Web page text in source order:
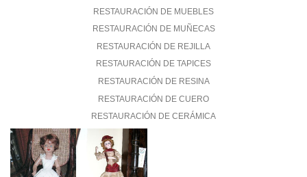
RESTAURACIÓN DE MUEBLES
RESTAURACIÓN DE MUÑECAS
RESTAURACIÓN DE REJILLA
RESTAURACIÓN DE TAPICES
RESTAURACIÓN DE RESINA
RESTAURACIÓN DE CUERO
RESTAURACIÓN DE CERÁMICA